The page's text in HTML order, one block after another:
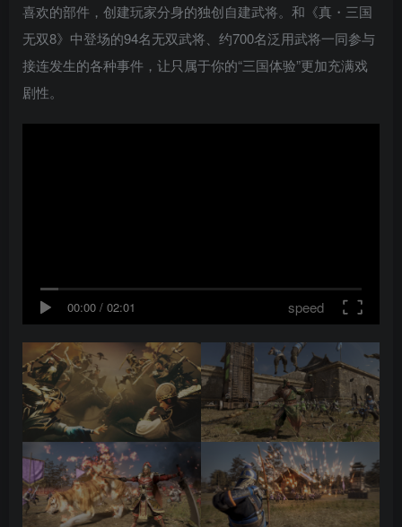
喜欢的部件，创建玩家分身的独创自建武将。和《真・三国
无双8》中登场的94名无双武将、约700名泛用武将一同参与
接连发生的各种事件，让只属于你的“三国体验”更加充满戏
剧性。
00:00 / 02:01 speed